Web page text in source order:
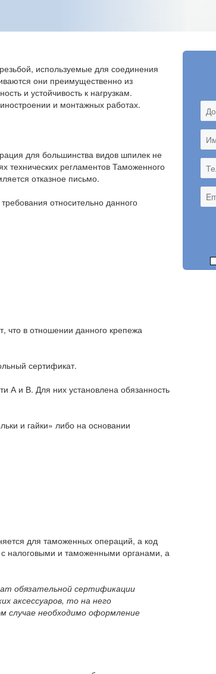
используемые для соединения
они преимущественно из
и устойчивость к нагрузкам.
и монтажных работах.
для большинства видов шпилек не
технических регламентов Таможенного
отказное письмо.
относительно данного
что в отношении данного крепежа
сертификат.
А и В. Для них установлена обязанность
и гайки» либо на основании
для таможенных операций, а код
налоговыми и таможенными органами, а
обязательной сертификации
аксессуаров, то на него
случае необходимо оформление